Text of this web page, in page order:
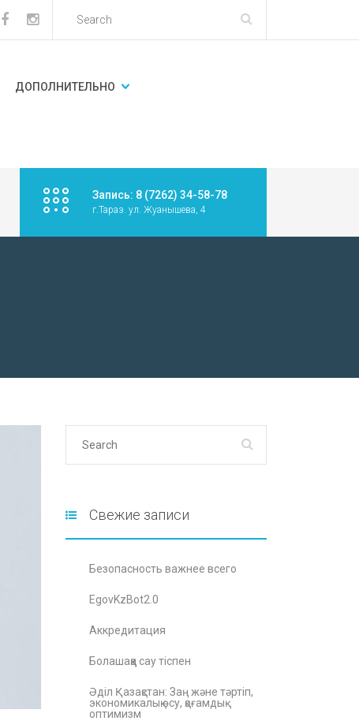
ДОПОЛНИТЕЛЬНО
Запись: 8 (7262) 34-58-78
г.Тараз. ул. Жуанышева, 4
Свежие записи
Безопасность важнее всего
EgovKzBot2.0
Аккредитация
Болашаққа сау тіспен
Әділ Қазақстан: Заң және тәртіп,
экономикалық өсу, қоғамдық
оптимизм